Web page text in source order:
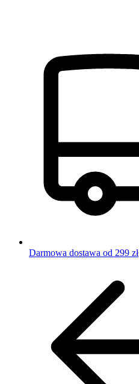
Darmowa dostawa od 299 zł